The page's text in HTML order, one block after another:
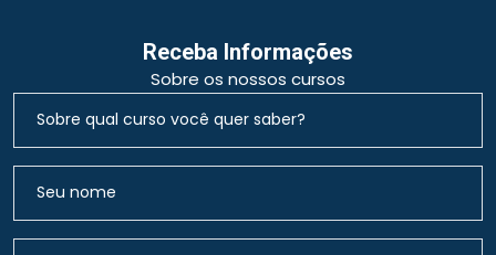
Receba Informações
Sobre os nossos cursos